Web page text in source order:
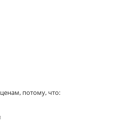
потому, что: